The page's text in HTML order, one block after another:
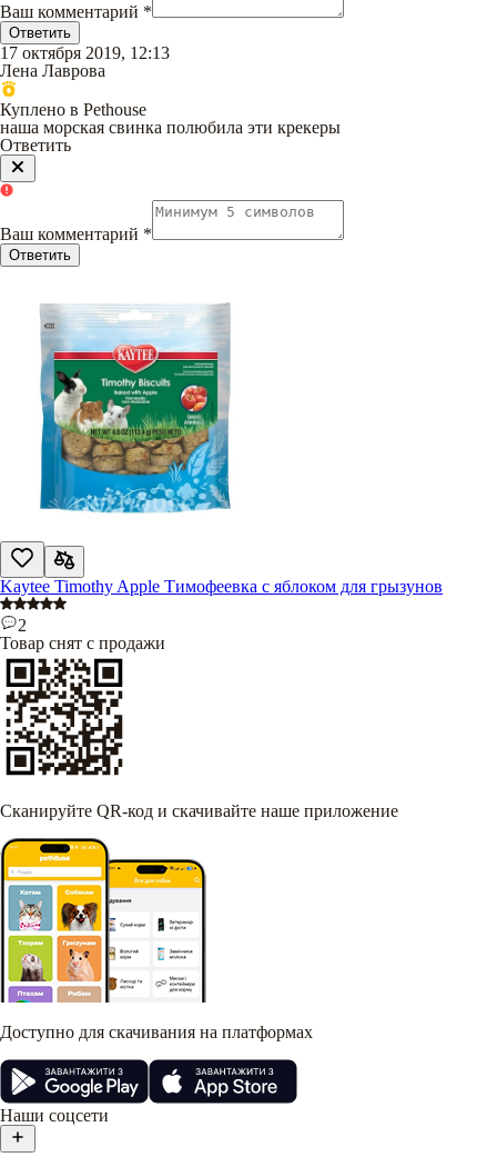
Ваш комментарий *
Ответить
17 октября 2019, 12:13
Лена Лаврова
Куплено в Pethouse
наша морская свинка полюбила эти крекеры
Ответить
Ваш комментарий *
Ответить
Kaytee Timothy Apple Тимофеевка с яблоком для грызунов
2
Товар снят с продажи
Сканируйте QR-код и скачивайте наше приложение
Доступно для скачивания на платформах
Наши соцсети